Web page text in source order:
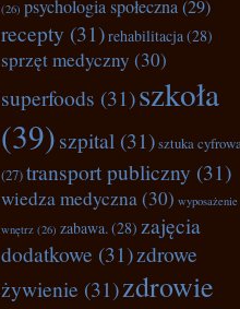
(26) psychologia społeczna(29)
recepty (31)rehabilitacja(28)
sprzęt medyczny (30)
superfoods (31)szkoła
(39)szpital (31)sztuka
(27)transport publiczny (31)
wiedza medyczna(30) wyposażenie
wnętrz (26) zabawa.(28) zajęcia
dodatkowe (31)zdrowe
żywienie (31)zdrowie